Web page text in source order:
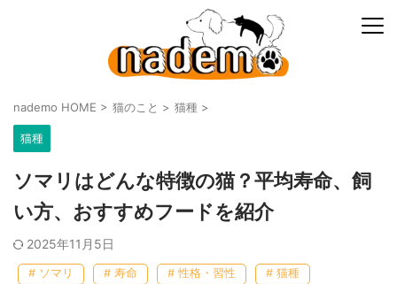
nademo HOME > 猫のこと > 猫種 >
猫種
ソマリはどんな特徴の猫？平均寿命、飼
い方、おすすめフードを紹介
2025年11月5日
# ソマリ # 寿命 # 性格・習性 # 猫種